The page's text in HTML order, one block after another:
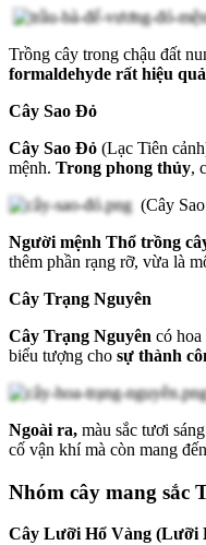
Trồng cây trong chậu đất
formaldehyde rất hiệu
Cây Sao Đỏ
Cây Sao Đỏ (Lạc Tiên
mệnh. Trong phong thủy,
(Cây
Người mệnh Thổ trồng
thêm phần rạng rỡ, vừa là
Cây Trạng Nguyên
Cây Trạng Nguyên có hoa
biểu tượng cho sự thành
Ngoài ra, màu sắc tươi
cố vận khí mà còn mang
Nhóm cây mang sắc
Cây Lưỡi Hổ Vàng (Lưỡi